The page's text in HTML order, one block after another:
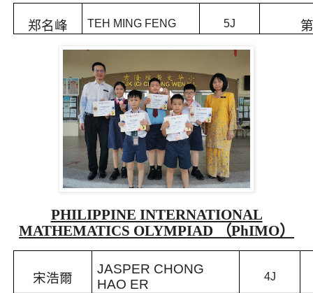
郑名峰 TEH MING FENG 5J
PHILIPPINE INTERNATIONAL
MATHEMATICS OLYMPIAD
（PhIMO）
宋浩爾
JASPER CHONG
HAO ER
4J